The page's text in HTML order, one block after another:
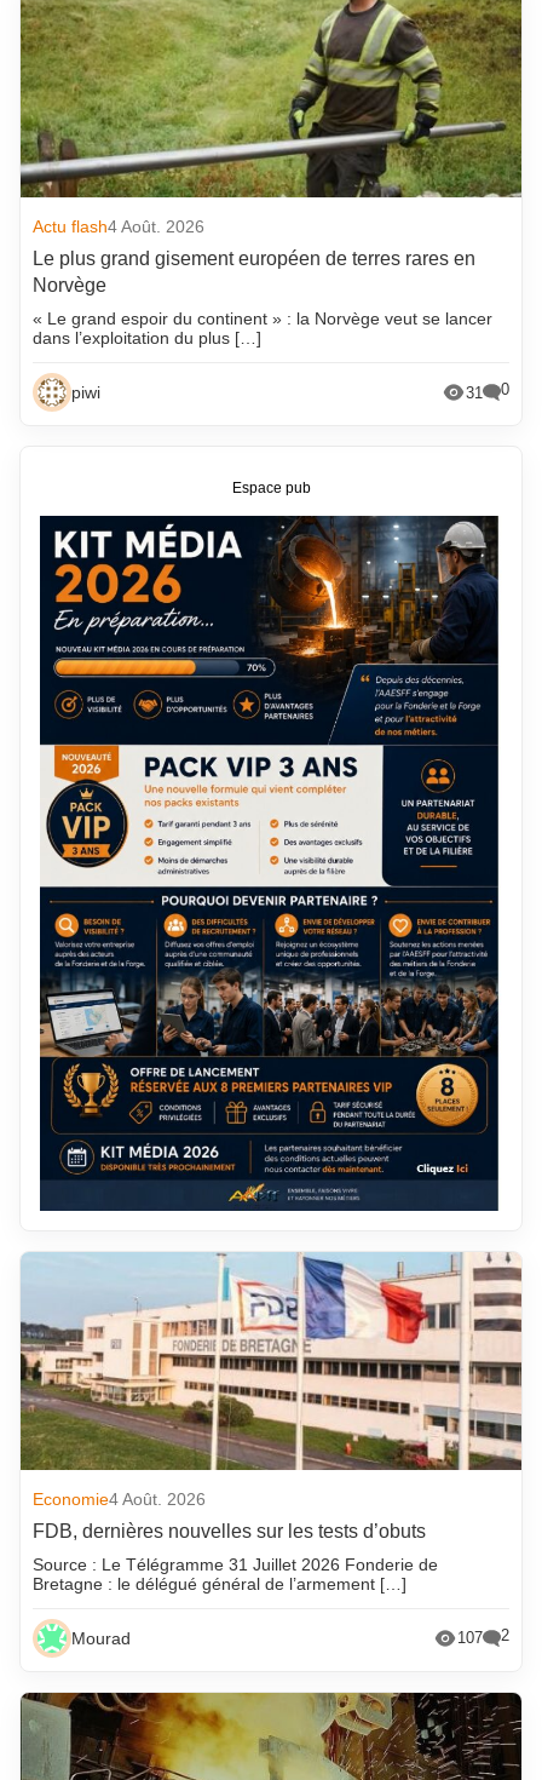
Actu flash4 Août. 2026
Le plus grand gisement européen de terres rares en
Norvège
« Le grand espoir du continent » : la Norvège veut se lancer
dans l’exploitation du plus […]
piwi 31 0
Economie4 Août. 2026
FDB, dernières nouvelles sur les tests d’obuts
Source : Le Télégramme 31 Juillet 2026 Fonderie de
Bretagne : le délégué général de l’armement […]
Mourad 107 2
Espace pub